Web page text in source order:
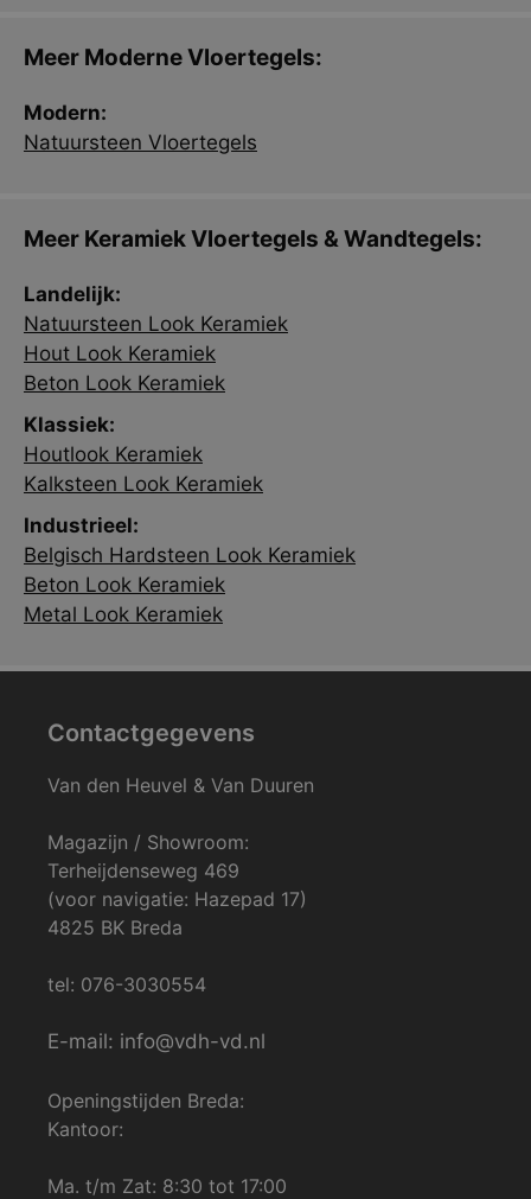
Meer Moderne Vloertegels:
Modern:
Natuursteen Vloertegels
Meer Keramiek Vloertegels & Wandtegels:
Landelijk:
Natuursteen Look Keramiek
Hout Look Keramiek
Beton Look Keramiek
Klassiek:
Houtlook Keramiek
Kalksteen Look Keramiek
Industrieel:
Belgisch Hardsteen Look Keramiek
Beton Look Keramiek
Metal Look Keramiek
Contactgegevens
Van den Heuvel & Van Duuren
Magazijn / Showroom:
Terheijdenseweg 469
(voor navigatie: Hazepad 17)
4825 BK Breda
tel: 076-3030554
E-mail: info@vdh-vd.nl
Openingstijden Breda:
Kantoor:
Ma. t/m Zat: 8:30 tot 17:00